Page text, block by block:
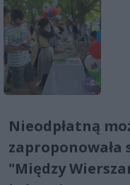
Nieodpłatną
zaproponowała
"Między